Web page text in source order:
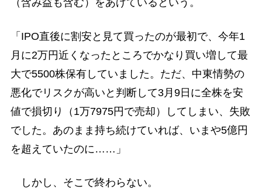
（含み益も含む）をあげているという。
「IPO直後に割安と見て買ったのが最初で、今年1
月に2万円近くなったところでかなり買い増して最
大で5500株保有していました。ただ、中東情勢の
悪化でリスクが高いと判断して3月9日に全株を安
値で損切り（1万7975円で売却）してしまい、失敗
でした。あのまま持ち続けていれば、いまや5億円
を超えていたのに……」
しかし、そこで終わらない。